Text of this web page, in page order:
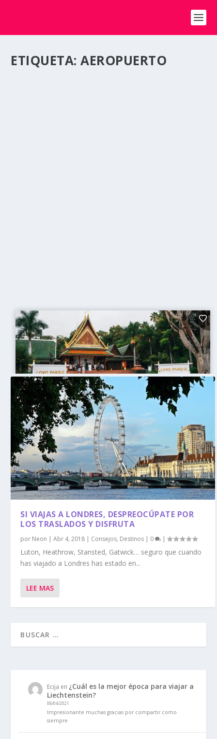
ETIQUETA:AEROPUERTO
SI VIAJAS A LONDRES, DESPREOCÚPATE POR
LOS TRASLADOS Y DISFRUTA
por Neon |Abr 4, 2018 | Consejos, Destinos | 0 |
Luton, Heathrow, Stansted, Gatwick… seguro que cuando
has viajado a Londres has estado en...
LEE MAS
Ecija en ¿Cuál es la mejor época para viajar a
Liechtenstein?
08/04/2021
Impresionante muchas gracias por compartir como
siempre